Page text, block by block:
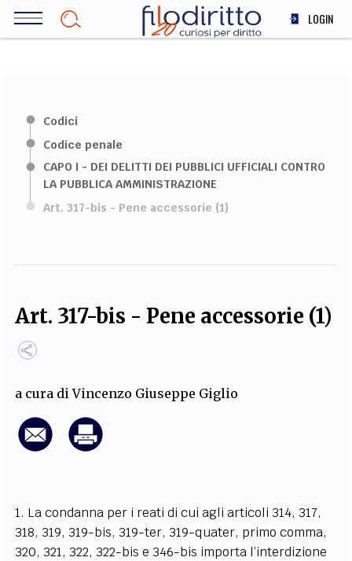
Salta
LOGIN
STORIA E FILOSOFIA
FILODIRITTO REDAZIONE COMITATO SCIENTIFICO AUTORI CURATORI
FOTOGRAFI
PARTNER COLLABORA CON NOI
CODICI RUBRICHE LIBRI PROCEEDINGS PUBBLICITÀ
Codici
Codice penale
CAPO I - DEI DELITTI DEI PUBBLICI UFFICIALI CONTRO
LA PUBBLICA AMMINISTRAZIONE
Art. 317-bis - Pene accessorie (1)
Art. 317-bis - Pene accessorie (1)
a cura diVincenzo Giuseppe Giglio
1. La condanna per i reati di cui agli articoli 314, 317,
318, 319, 319-bis, 319-ter, 319-quater, primo comma,
320, 321, 322, 322-bis e 346-bis importa l’interdizione